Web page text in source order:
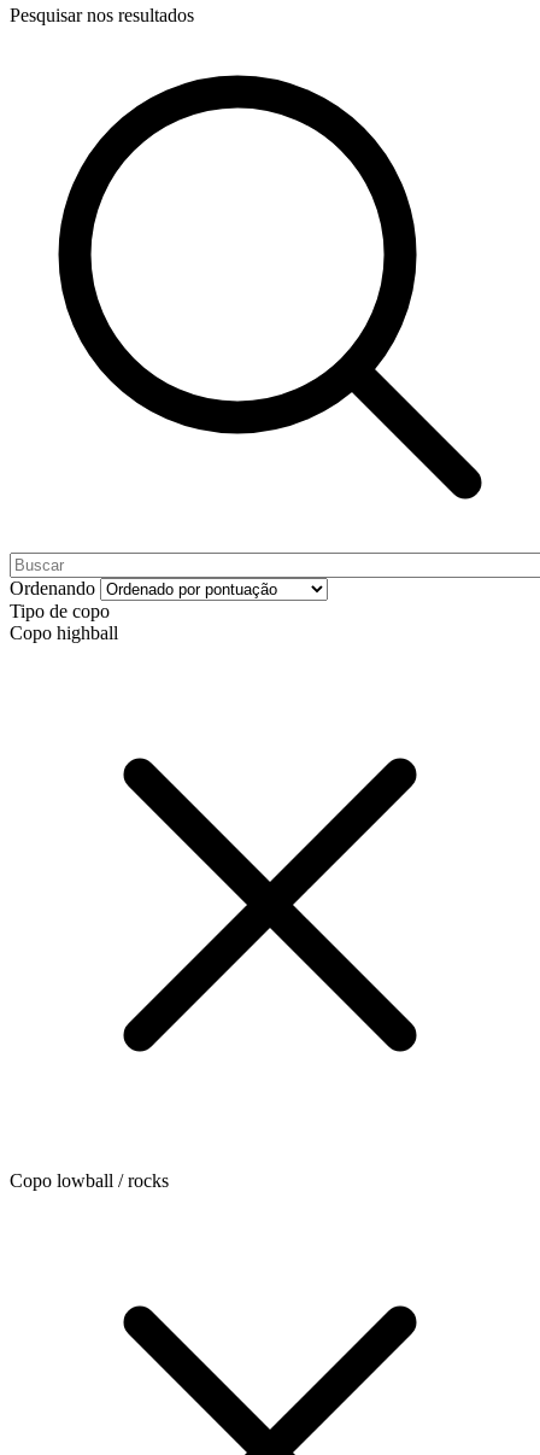
Pesquisar nos resultados
Ordenando
Tipo de copo
Copo highball
Copo lowball / rocks